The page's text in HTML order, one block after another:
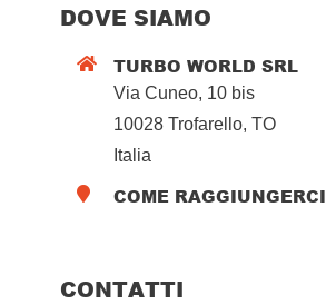
DOVE SIAMO
 TURBO WORLD SRL
Via Cuneo, 10 bis
10028 Trofarello, TO
Italia
 COME RAGGIUNGERCI
CONTATTI